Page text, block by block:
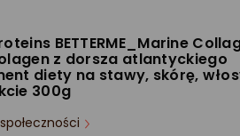
BETTERME_Marine
z dorsza atlantyckiego
diety na stawy, skórę,
300g